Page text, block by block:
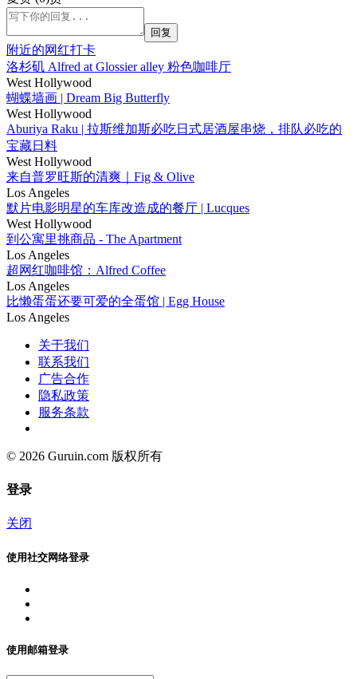
回复
附近的网红打卡
洛杉矶 Alfred at Glossier alley 粉色咖啡厅
West Hollywood
蝴蝶墙画 | Dream Big Butterfly
West Hollywood
Aburiya Raku | 拉斯维加斯必吃日式居酒屋串烧，排队必吃的
宝藏日料
West Hollywood
来自普罗旺斯的清爽｜Fig & Olive
Los Angeles
默片电影明星的车库改造成的餐厅 | Lucques
West Hollywood
到公寓里挑商品 - The Apartment
Los Angeles
超网红咖啡馆：Alfred Coffee
Los Angeles
比懒蛋蛋还要可爱的全蛋馆 | Egg House
Los Angeles
关于我们
联系我们
广告合作
隐私政策
服务条款
© 2026 Guruin.com 版权所有
登录
关闭
使用社交网络登录
使用邮箱登录